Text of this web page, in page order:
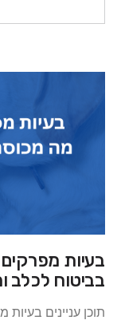
מפרקים
לכלב ומה לא
בעיות מפרקים